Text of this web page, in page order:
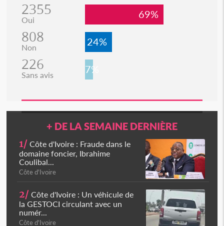
2355
Oui 69%
808
Non 24%
226
Sans avis 7%
+ DE LA SEMAINE DERNIÈRE
1/ Côte d'Ivoire : Fraude dans le
domaine foncier, Ibrahime
Coulibal...
Côte d'Ivoire
2/ Côte d'Ivoire : Un véhicule de
la GESTOCI circulant avec un
numér...
Côte d'Ivoire